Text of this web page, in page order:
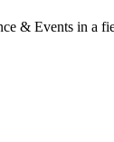
& Events in a